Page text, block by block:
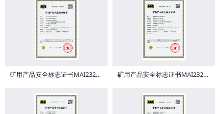
矿用产品安全标志证书MAI232420 矿用产品安全标志证书MAI232419